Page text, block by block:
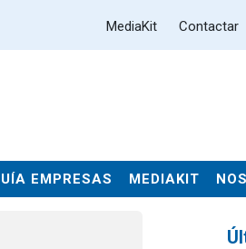
MediaKit Contactar
EMPRESAS MEDIAKIT